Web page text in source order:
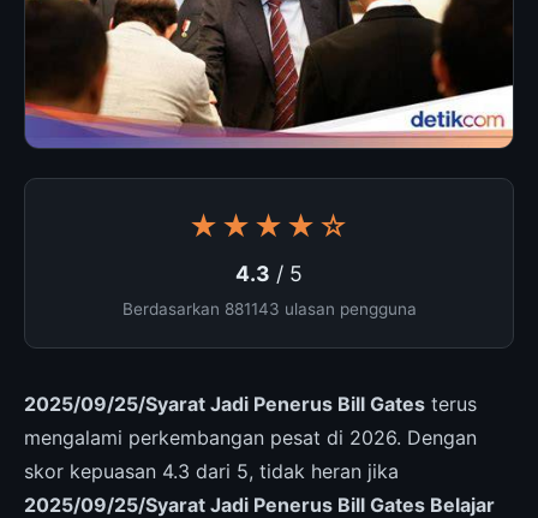
★★★★☆
4.3 / 5
Berdasarkan 881143 ulasan pengguna
2025/09/25/Syarat Jadi Penerus Bill Gates terus
mengalami perkembangan pesat di 2026. Dengan
skor kepuasan 4.3 dari 5, tidak heran jika
2025/09/25/Syarat Jadi Penerus Bill Gates Belajar